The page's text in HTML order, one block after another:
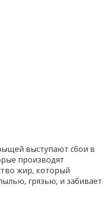
выступают сбои в
производят
жир, который
грязью, и забивает